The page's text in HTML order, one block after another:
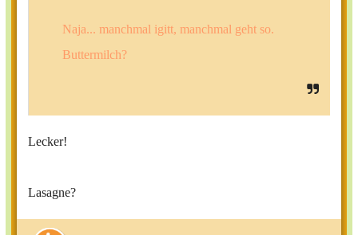
Naja... manchmal igitt, manchmal geht so.
Buttermilch?
Lecker!
Lasagne?